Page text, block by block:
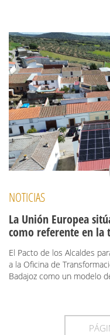
NOTICIAS
La Unión Europea
como referente en la
El Pacto de los Alcaldes
a la Oficina de
Badajoz como un modelo